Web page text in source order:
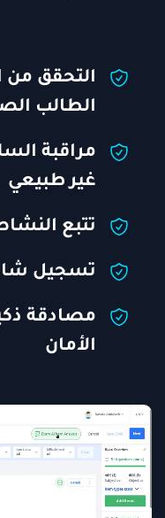
التحقق من
الطالب
مراقبة
غير طبيعي
تتبع
تسجيل
مصادقة
الأمان